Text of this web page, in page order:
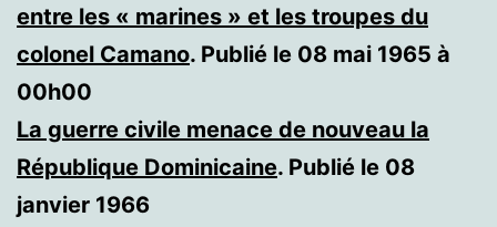
entre les « marines » et les troupes du
colonel Camano. Publié le 08 mai 1965 à
00h00
La guerre civile menace de nouveau la
République Dominicaine. Publié le 08
janvier 1966